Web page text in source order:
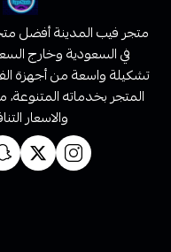
متجر فيب المدينة أفضل
في السعودية وخارج
تشكيلة واسعة من أجهزة
المتجر بخدماته
والاسعار